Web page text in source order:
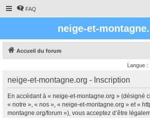
FAQ
neige-et-
Accueil du forum
Langue :
neige-et-montagne.org - Inscription
En accédant à « neige-et-montagne.org » (désigné
« notre », « nos », « neige-et-montagne.org » et «
montagne.org/forum »), vous acceptez d’être